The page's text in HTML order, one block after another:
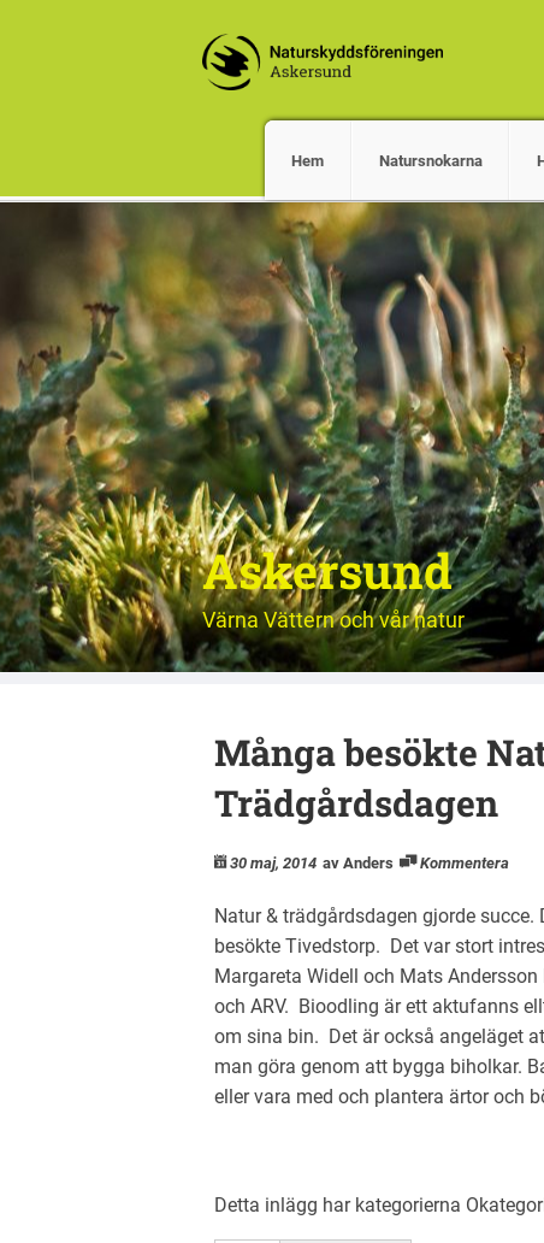
Hem Natursnokarna
Askersund
Värna Vättern och vår natur
Många besökte
Trädgårdsdagen
30 maj, 2014 av Anders Kommentera
Natur & trädgårdsdagen gjorde
besökte Tivedstorp. Det var stort
Margareta Widell och Mats
och ARV. Bioodling är ett aktufanns
om sina bin. Det är också angeläget
man göra genom att bygga biholkar.
eller vara med och plantera ärtor och
Detta inlägg har kategorierna